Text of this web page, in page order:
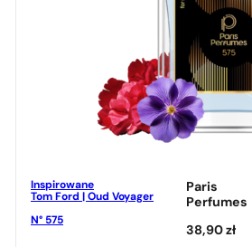
Inspirowane
Tom Ford | Oud Voyager
N° 575
Paris
Perfumes
38,90zł